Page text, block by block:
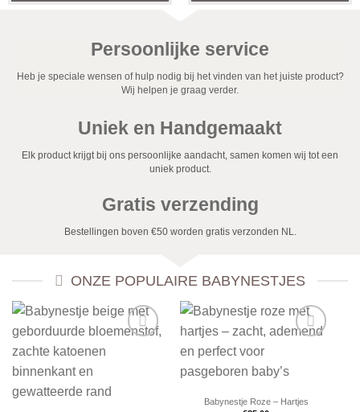
Persoonlijke service
Heb je speciale wensen of hulp nodig bij het vinden van het juiste product?
Wij helpen je graag verder.
Uniek en Handgemaakt
Elk product krijgt bij ons persoonlijke aandacht, samen komen wij tot een
uniek product.
Gratis verzending
Bestellingen boven €50 worden gratis verzonden NL.
ONZE POPULAIRE BABYNESTJES
Babynestje Roze – Hartjes